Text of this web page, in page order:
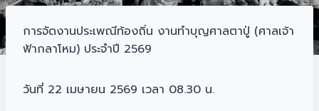
การจัดงานประเพณีท้องถิ่น งานทำบุญศาลตาปู่ (ศาลเจ้า
ฟ้ากลาโหม) ประจำปี 2569
วันที่ 22 เมษายน 2569 เวลา 08.30 น.